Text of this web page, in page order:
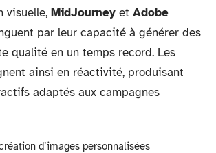
visuelle, MidJourney et Adobe
par leur capacité à générer des
qualité en un temps record. Les
ainsi en réactivité, produisant
adaptés aux campagnes
d’images personnalisées